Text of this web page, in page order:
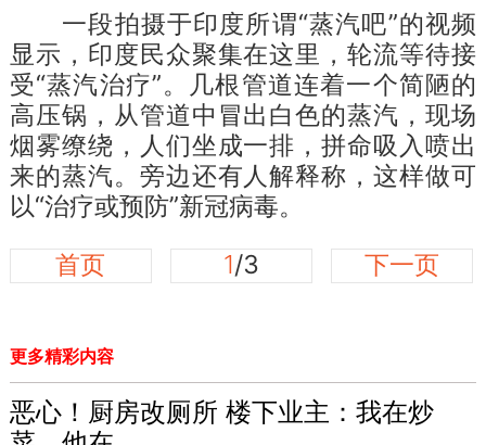
一段拍摄于印度所谓“蒸汽吧”的视频
显示，印度民众聚集在这里，轮流等待接
受“蒸汽治疗”。几根管道连着一个简陋的
高压锅，从管道中冒出白色的蒸汽，现场
烟雾缭绕，人们坐成一排，拼命吸入喷出
来的蒸汽。旁边还有人解释称，这样做可
以“治疗或预防”新冠病毒。
首页
1/3 下一页
更多精彩内容
恶心！厨房改厕所 楼下业主：我在炒